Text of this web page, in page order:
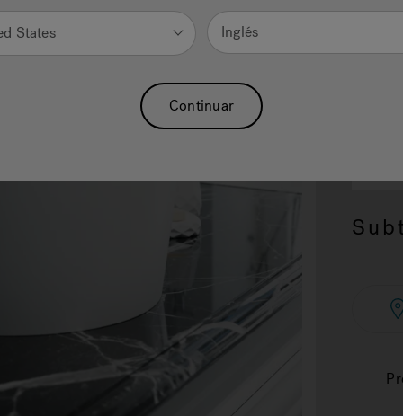
States Inglés
Continuar